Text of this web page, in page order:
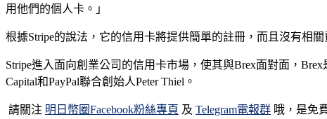
用他們的個人卡。」
根據Stripe的說法，它的信用卡將提供簡單的註冊，而且沒有相關
Stripe進入面向創業公司的信用卡市場，使其與Brex面對面，
Capital和PayPal聯合創始人Peter Thiel。
請關注 明日幣圈Facebook粉絲專頁 及 Telegram電報群 哦，是免